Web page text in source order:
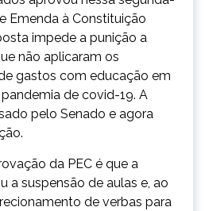
Emenda à Constituição
impede a punição a
não aplicaram os
gastos com educação em
de covid-19. A
pelo Senado e agora
da PEC é que a
a suspensão de aulas e, ao
de verbas para